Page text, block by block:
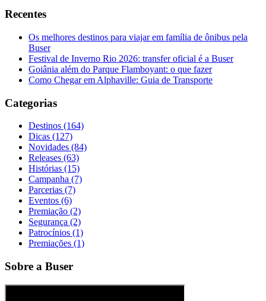
Recentes
Os melhores destinos para viajar em família de ônibus pela
Buser
Festival de Inverno Rio 2026: transfer oficial é a Buser
Goiânia além do Parque Flamboyant: o que fazer
Como Chegar em Alphaville: Guia de Transporte
Categorias
Destinos (164)
Dicas (127)
Novidades (84)
Releases (63)
Histórias (15)
Campanha (7)
Parcerias (7)
Eventos (6)
Premiação (2)
Segurança (2)
Patrocínios (1)
Premiações (1)
Sobre a Buser